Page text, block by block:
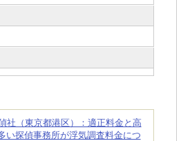
社（東京都港区）：適正料金と高
い探偵事務所が浮気調査料金につ